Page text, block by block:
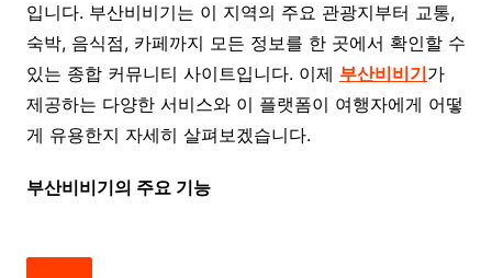
입니다. 부산비비기는 이 지역의 주요 관광지부터 교통,
숙박, 음식점, 카페까지 모든 정보를 한 곳에서 확인할 수
있는 종합 커뮤니티 사이트입니다. 이제 부산비비기가
제공하는 다양한 서비스와 이 플랫폼이 여행자에게 어떻
게 유용한지 자세히 살펴보겠습니다.
부산비비기의 주요 기능